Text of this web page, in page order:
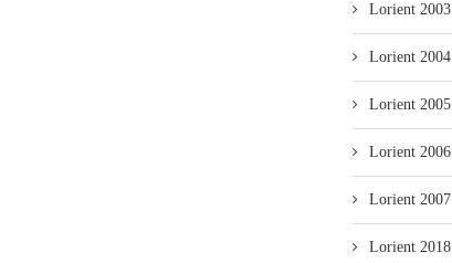
Lorient 2003
Lorient 2004
Lorient 2005
Lorient 2006
Lorient 2007
Lorient 2018